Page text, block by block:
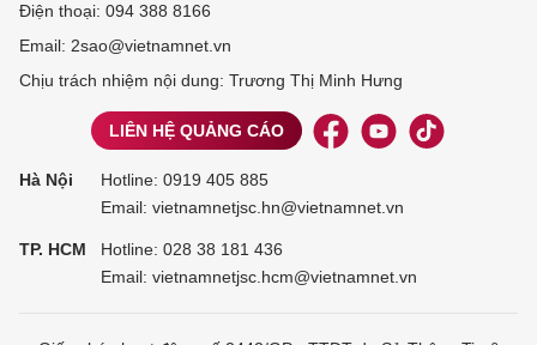
Điện thoại: 094 388 8166
Email: 2sao@vietnamnet.vn
Chịu trách nhiệm nội dung: Trương Thị Minh Hưng
LIÊN HỆ QUẢNG CÁO
Hà Nội Hotline: 0919 405 885
Email: vietnamnetjsc.hn@vietnamnet.vn
TP. HCM Hotline: 028 38 181 436
Email: vietnamnetjsc.hcm@vietnamnet.vn